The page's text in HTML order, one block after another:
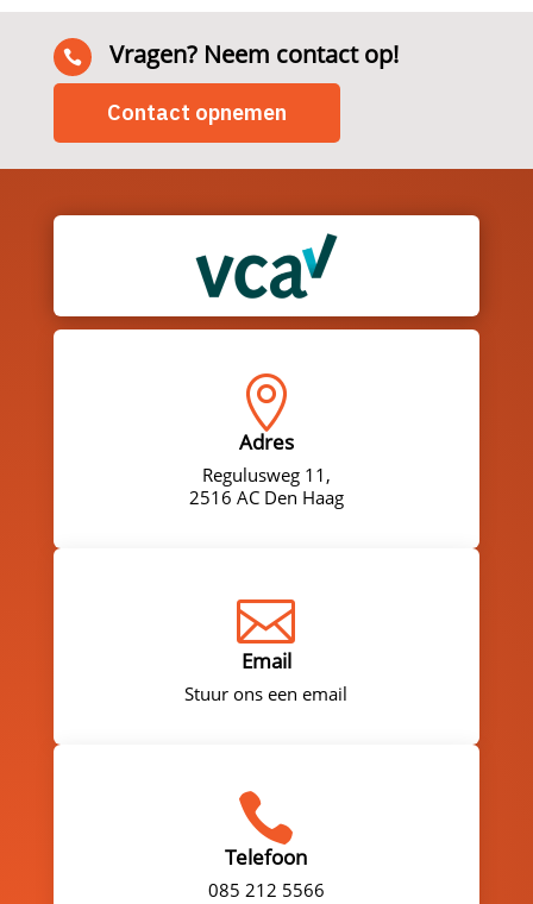
 Vragen? Neem contact op!
Contact opnemen

Adres
Regulusweg 11,
2516 AC Den Haag

Email
Stuur ons een email

Telefoon
085 212 5566